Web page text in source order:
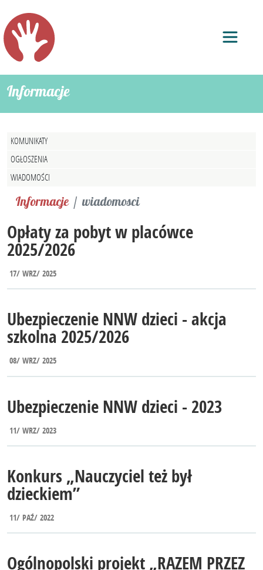
Informacje
KOMUNIKATY
OGŁOSZENIA
WIADOMOŚCI
Informacje wiadomosci
Opłaty za pobyt w placówce
2025/2026
17 WRZ 2025
Ubezpieczenie NNW dzieci - akcja
szkolna 2025/2026
08 WRZ 2025
Ubezpieczenie NNW dzieci - 2023
11 WRZ 2023
Konkurs „Nauczyciel też był
dzieckiem”
11 PAŹ 2022
Ogólnopolski projekt „RAZEM PRZEZ